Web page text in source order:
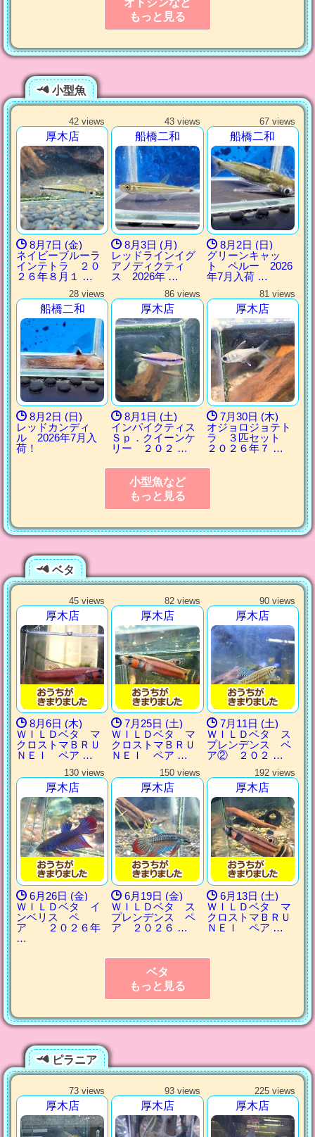
オトシンなど
もっと見る
小型魚
42 views
厚木店
8月7日 (金)
ネイビーブルーラ
インテトラ ２０
２６年８月１ …
43 views
船橋二和
8月3日 (月)
レッドラインイグ
アノディクティ
ス 2026年 …
67 views
船橋二和
8月2日 (日)
グリーンキャッ
ト ペルー 2026
年7月入荷 …
28 views
船橋二和
8月2日 (日)
レッドカンディ
ル 2026年7月入
荷！
86 views
厚木店
8月1日 (土)
インパイクティス
Ｓｐ．クイーンケ
リー ２０２ …
81 views
厚木店
7月30日 (木)
オジョロジョテト
ラ ３匹セット
２０２６年７ …
小型魚など
もっと見る
ベタ
45 views
厚木店
8月6日 (木)
ＷＩＬＤベタ マ
クロストマＢＲＵ
ＮＥＩ ペア …
82 views
厚木店
7月25日 (土)
ＷＩＬＤベタ マ
クロストマＢＲＵ
ＮＥＩ ペア …
90 views
厚木店
7月11日 (土)
ＷＩＬＤベタ ス
プレンデンス ペ
ア② ２０２ …
130 views
厚木店
6月26日 (金)
ＷＩＬＤベタ イ
ンベリス ペ
ア ２０２６年
…
150 views
厚木店
6月19日 (金)
ＷＩＬＤベタ ス
プレンデンス ペ
ア ２０２６ …
192 views
厚木店
6月13日 (土)
ＷＩＬＤベタ マ
クロストマＢＲＵ
ＮＥＩ ペア …
ベタ
もっと見る
ピラニア
73 views
厚木店
93 views
厚木店
225 views
厚木店